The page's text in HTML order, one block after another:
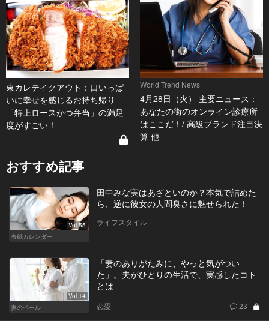
東カレテイクアウト：口いっぱ
いに幸せを感じるお持ち帰り
「特上ロースかつ弁当」の満足
度がすごい！
World Trend News
4月28日（火） 主要ニュース：
あなたの街のオンライン診療所
はここだ！/ 高級ブランド注目決
算 他
おすすめ記事
Vol.55
表紙カレンダー
田中みな実はあざといのか？本気で詰めた
ら、逆に彼女の人間臭さに魅せられた！
ライフスタイル
Vol.14
妻のベール
「妻のありがたみに、やっと気がつい
た」。夫がひとりの生活で、実感したコト
とは
恋愛 23